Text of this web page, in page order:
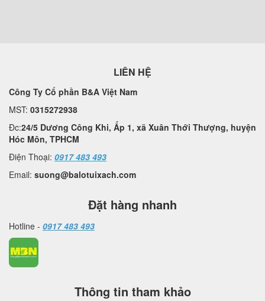
LIÊN HỆ
Công Ty Cổ phần B&A Việt Nam
MST: 0315272938
Đc:24/5 Dương Công Khi, Ấp 1, xã Xuân Thới Thượng, huyện
Hóc Môn, TPHCM
Điện Thoại: 0917 483 493
Email: suong@balotuixach.com
Đặt hàng nhanh
Hotline - 0917 483 493
Thông tin tham khảo